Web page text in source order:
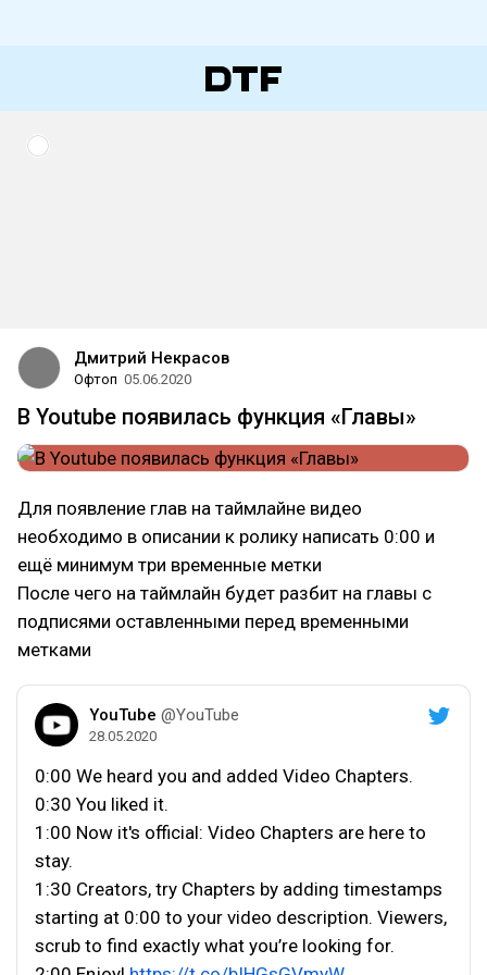
Дмитрий Некрасов
Офтоп 05.06.2020
В Youtube появилась функция «Главы»
Для появление глав на таймлайне видео
необходимо в описании к ролику написать 0:00 и
ещё минимум три временные метки
После чего на таймлайн будет разбит на главы с
подписями оставленными перед временными
метками
YouTube @YouTube
28.05.2020
0:00 We heard you and added Video Chapters.
0:30 You liked it.
1:00 Now it's official: Video Chapters are here to
stay.
1:30 Creators, try Chapters by adding timestamps
starting at 0:00 to your video description. Viewers,
scrub to find exactly what you’re looking for.